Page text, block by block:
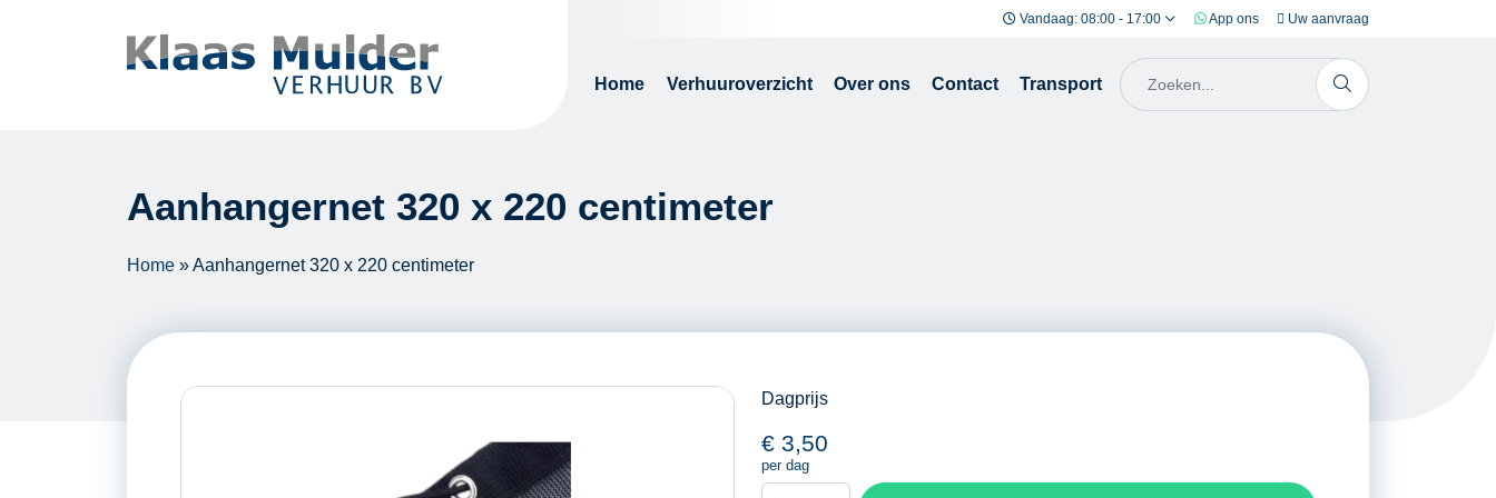
Vandaag: 08:00 - 17:00 App ons Uw aanvraag
Home Verhuuroverzicht Over ons Contact Transport
Aanhangernet 320 x 220 centimeter
Home »Aanhangernet 320 x 220 centimeter
Dagprijs
€ 3,50
per dag
Aanhangernet